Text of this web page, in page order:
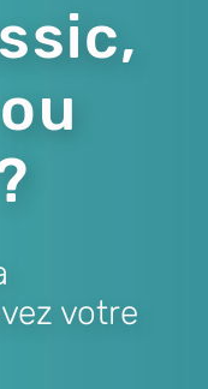
votre